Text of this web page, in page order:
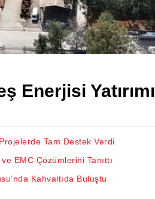
Enerjisi Yatırımı
Tam Destek Verdi
EMC Çözümlerini Tanıttı
Kahvaltıda Buluştu